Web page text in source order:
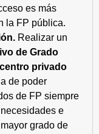
es más
la FP pública.
Realizar un
de Grado
privado
de poder
de FP siempre
e
grado de